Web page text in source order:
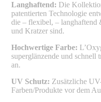
Langhaftend: Die
patentierten Technologie
die – flexibel, – langhaftend
und Kratzer sind.
Hochwertige Farbe:
superglänzende und schnell
an.
UV Schutz: Zusätzliche
Farben/Produkte vor dem